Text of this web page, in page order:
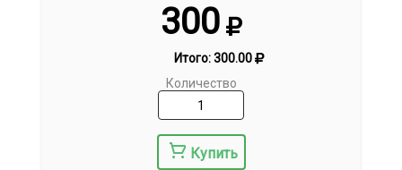
300
Итого:300.00
Количество
Купить